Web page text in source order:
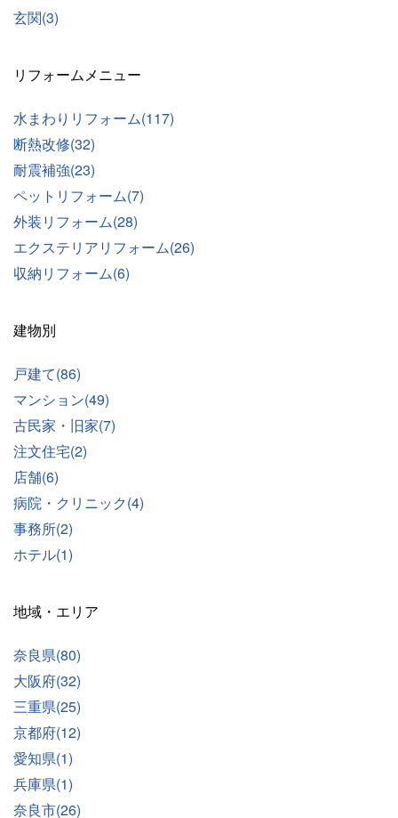
玄関(3)
リフォームメニュー
水まわりリフォーム(117)
断熱改修(32)
耐震補強(23)
ペットリフォーム(7)
外装リフォーム(28)
エクステリアリフォーム(26)
収納リフォーム(6)
建物別
戸建て(86)
マンション(49)
古民家・旧家(7)
注文住宅(2)
店舗(6)
病院・クリニック(4)
事務所(2)
ホテル(1)
地域・エリア
奈良県(80)
大阪府(32)
三重県(25)
京都府(12)
愛知県(1)
兵庫県(1)
奈良市(26)